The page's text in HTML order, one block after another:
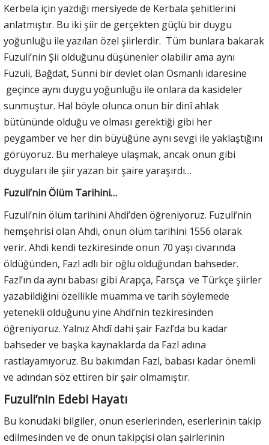
Kerbela için yazdığı mersiyede de Kerbala şehitlerini
anlatmıştır. Bu iki şiir de gerçekten güçlü bir duygu
yoğunluğu ile yazılan özel şiirlerdir. Tüm bunlara bakarak
Fuzuli’nin Şii olduğunu düşünenler olabilir ama aynı
Fuzuli, Bağdat, Sünni bir devlet olan Osmanlı idaresine
geçince aynı duygu yoğunluğu ile onlara da kasideler
sunmuştur. Hal böyle olunca onun bir dinî ahlak
bütününde olduğu ve olması gerektiği gibi her
peygamber ve her din büyüğüne aynı sevgi ile yaklaştığını
görüyoruz. Bu merhaleye ulaşmak, ancak onun gibi
duyguları ile şiir yazan bir şaire yaraşırdı…
Fuzuli’nin Ölüm Tarihini…
Fuzuli’nin ölüm tarihini Ahdi’den öğreniyoruz. Fuzuli’nin
hemşehrisi olan Ahdi, onun ölüm tarihini 1556 olarak
verir. Ahdi kendi tezkiresinde onun 70 yaşı civarında
öldüğünden, Fazl adlı bir oğlu olduğundan bahseder.
Fazl’ın da aynı babası gibi Arapça, Farsça ve Türkçe şiirler
yazabildiğini özellikle muamma ve tarih söylemede
yetenekli olduğunu yine Ahdi’nin tezkiresinden
öğreniyoruz. Yalnız Ahdî dahi şair Fazl’da bu kadar
bahseder ve başka kaynaklarda da Fazl adına
rastlayamıyoruz. Bu bakımdan Fazl, babası kadar önemli
ve adından söz ettiren bir şair olmamıştır.
Fuzuli’nin Edebi Hayatı
Bu konudaki bilgiler, onun eserlerinden, eserlerinin takip
edilmesinden ve de onun takipçisi olan şairlerinin